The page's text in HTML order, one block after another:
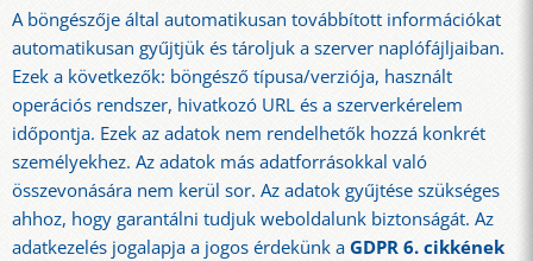
A böngészője által automatikusan továbbított információkat
automatikusan gyűjtjük és tároljuk a szerver naplófájljaiban.
Ezek a következők: böngésző típusa/verziója, használt
operációs rendszer, hivatkozó URL és a szerverkérelem
időpontja. Ezek az adatok nem rendelhetők hozzá konkrét
személyekhez. Az adatok más adatforrásokkal való
összevonására nem kerül sor. Az adatok gyűjtése szükséges
ahhoz, hogy garantálni tudjuk weboldalunk biztonságát. Az
adatkezelés jogalapja a jogos érdekünk aGDPR 6. cikkének